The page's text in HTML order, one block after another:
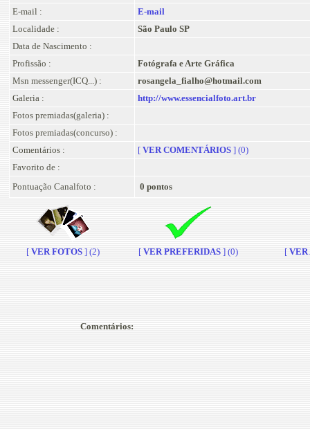
E-mail :
E-mail
Localidade :
São Paulo SP
Data de Nascimento :
Profissão :
Fotógrafa e Arte Gráfica
Msn messenger(ICQ...) :
rosangela_fialho@hotmail.com
Galeria :
http://www.essencialfoto.art.br
Fotos premiadas(galeria) :
Fotos premiadas(concurso) :
Comentários :
[ VER COMENTÁRIOS ] (0)
Favorito de :
Pontuação Canalfoto :
0 pontos
[ VER FOTOS ] (2) [VER PREFERIDAS ] (0) [ VER
Comentários: